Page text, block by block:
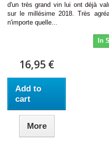
d'un très grand vin lui ont déjà
sur le millésime 2018. Très
n'importe quelle...
In
16,95 €
Add to
cart
More